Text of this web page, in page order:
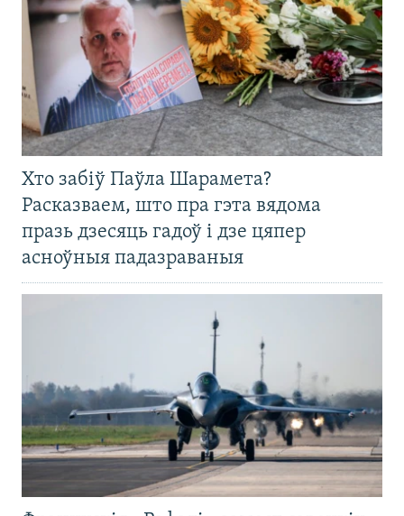
Хто забіў Паўла Шарамета?
Расказваем, што пра гэта вядома
празь дзесяць гадоў і дзе цяпер
асноўныя падазраваныя